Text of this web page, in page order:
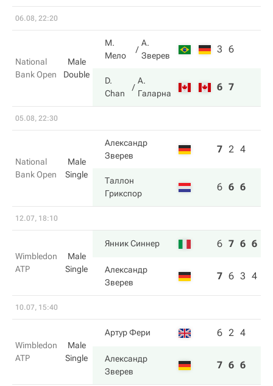
06.08, 22:20
National
Bank Open
Male
Double
М.
Мело
А.
Зверев
3 6
D.
Chan
А.
Галарна
6 7
05.08, 22:30
National
Bank Open
Male
Single
Александр
Зверев
7 2 4
Таллон
Грикспор
6 6 6
12.07, 18:10
Wimbledon
ATP
Male
Single
Янник Синнер 6 7 6 6
Александр
Зверев
7 6 3 4
10.07, 15:40
Wimbledon
ATP
Male
Single
Артур Фери 6 2 4
Александр
Зверев
7 6 6